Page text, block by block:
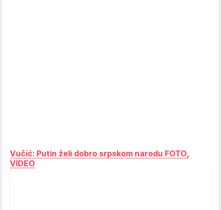
Vučić: Putin želi dobro srpskom narodu FOTO,
VIDEO